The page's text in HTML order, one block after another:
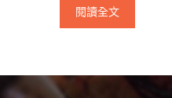
閱讀全文